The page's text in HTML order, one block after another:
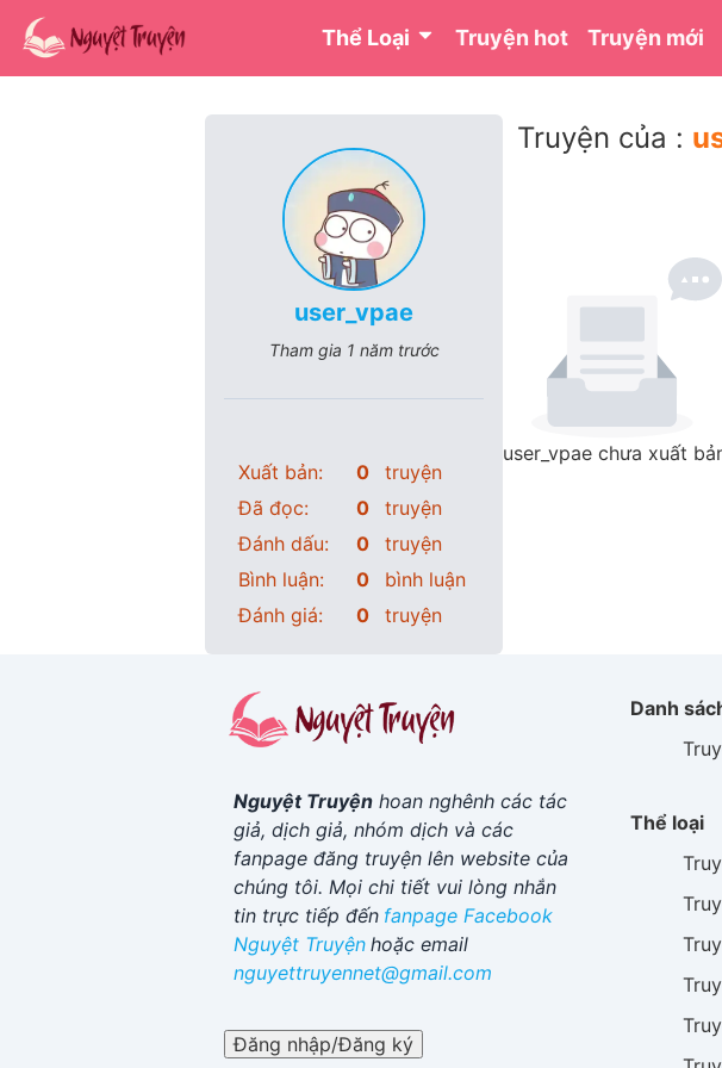
Thể Loại Truyện hot Truyện mới
user_vpae
Tham gia 1 năm trước
Xuất bản: 0
truyện
Đã đọc:
0
truyện
Đánh dấu:
0
truyện
Bình luận:
0
bình luận
Đánh giá:
0 truyện
Truyện của :
user_vpae chưa xuất
Nguyệt Truyện hoan nghênh các tác
giả, dịch giả, nhóm dịch và các
fanpage đăng truyện lên website của
chúng tôi. Mọi chi tiết vui lòng nhắn
tin trực tiếp đến fanpage Facebook
Nguyệt Truyện hoặc email
nguyettruyennet@gmail.com
Đăng nhập/Đăng ký
Danh
Thể loại